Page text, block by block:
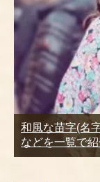
和風な苗字(名
などを一覧で